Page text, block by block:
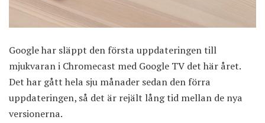
Google har släppt den första uppdateringen till
mjukvaran i Chromecast med Google TV det här året.
Det har gått hela sju månader sedan den förra
uppdateringen, så det är rejält lång tid mellan de nya
versionerna.